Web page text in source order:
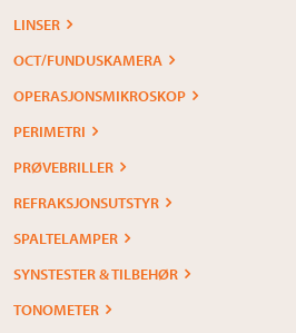
LINSER
OCT/FUNDUSKAMERA
OPERASJONSMIKROSKOP
PERIMETRI
PRØVEBRILLER
REFRAKSJONSUTSTYR
SPALTELAMPER
SYNSTESTER & TILBEHØR
TONOMETER